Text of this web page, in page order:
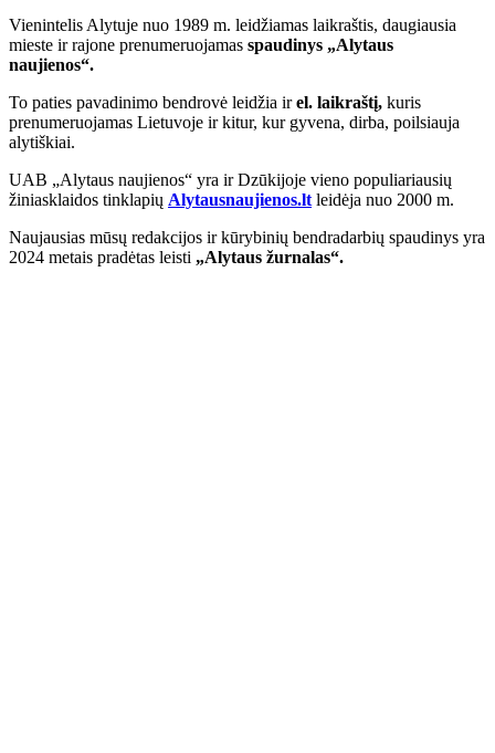
Vienintelis Alytuje nuo 1989 m. leidžiamas laikraštis, daugiausia
mieste ir rajone prenumeruojamas spaudinys „Alytaus
naujienos“.
To paties pavadinimo bendrovė leidžia irel. laikraštį, kuris
prenumeruojamas Lietuvoje ir kitur, kur gyvena, dirba, poilsiauja
alytiškiai.
UAB „Alytaus naujienos“ yra ir Dzūkijoje vieno populiariausių
žiniasklaidos tinklapių Alytausnaujienos.lt leidėja nuo 2000 m.
Naujausias mūsų redakcijos ir kūrybinių bendradarbių spaudinys yra
2024 metais pradėtas leisti „Alytaus žurnalas“.